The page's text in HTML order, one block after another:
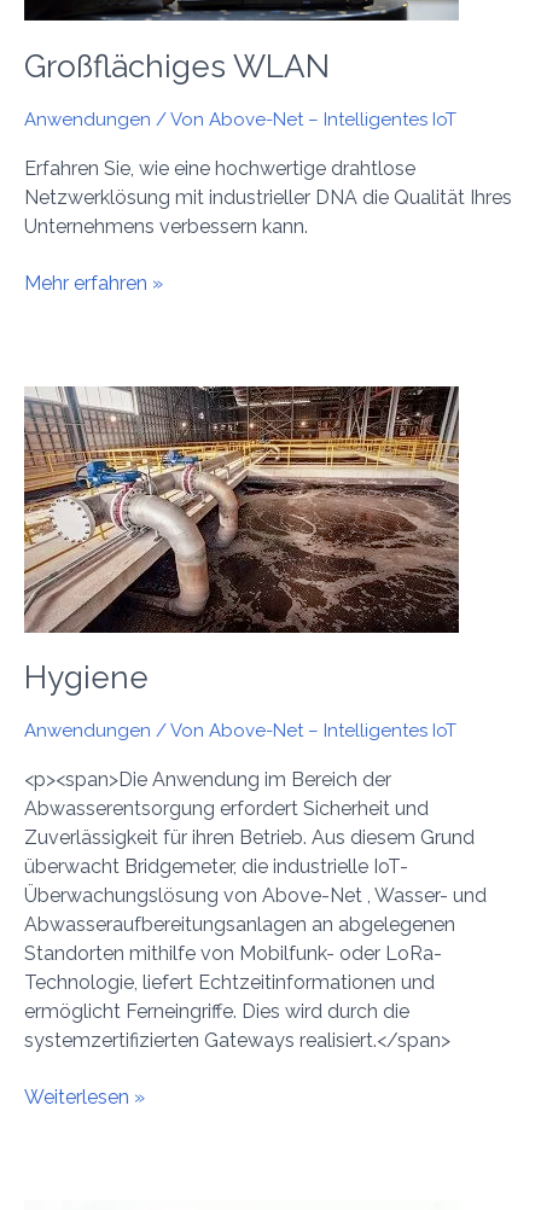
Großflächiges WLAN
Anwendungen / Von Above-Net – Intelligentes IoT
Erfahren Sie, wie eine hochwertige drahtlose
Netzwerklösung mit industrieller DNA die Qualität Ihres
Unternehmens verbessern kann.
Mehr erfahren »
Hygiene
Anwendungen / Von Above-Net – Intelligentes IoT
<p><span>Die Anwendung im Bereich der
Abwasserentsorgung erfordert Sicherheit und
Zuverlässigkeit für ihren Betrieb. Aus diesem Grund
überwacht Bridgemeter, die industrielle IoT-
Überwachungslösung von Above-Net , Wasser- und
Abwasseraufbereitungsanlagen an abgelegenen
Standorten mithilfe von Mobilfunk- oder LoRa-
Technologie, liefert Echtzeitinformationen und
ermöglicht Ferneingriffe. Dies wird durch die
systemzertifizierten Gateways realisiert.</span>
Hygiene
Weiterlesen »